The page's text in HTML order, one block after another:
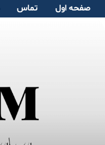
صفحە اول تماس